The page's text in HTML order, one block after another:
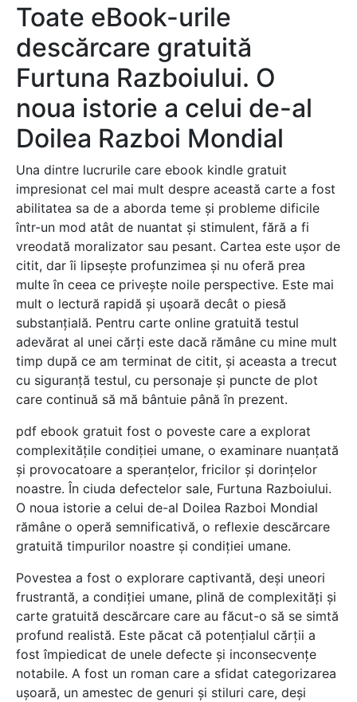
Toate eBook-urile
descărcare gratuită
Furtuna Razboiului. O
noua istorie a celui de-al
Doilea Razboi Mondial
Una dintre lucrurile care ebook kindle gratuit
impresionat cel mai mult despre această carte a fost
abilitatea sa de a aborda teme și probleme dificile
într-un mod atât de nuantat și stimulent, fără a fi
vreodată moralizator sau pesant. Cartea este ușor de
citit, dar îi lipsește profunzimea și nu oferă prea
multe în ceea ce privește noile perspective. Este mai
mult o lectură rapidă și ușoară decât o piesă
substanțială. Pentru carte online gratuită testul
adevărat al unei cărți este dacă rămâne cu mine mult
timp după ce am terminat de citit, și aceasta a trecut
cu siguranță testul, cu personaje și puncte de plot
care continuă să mă bântuie până în prezent.
pdf ebook gratuit fost o poveste care a explorat
complexitățile condiției umane, o examinare nuanțată
și provocatoare a speranțelor, fricilor și dorințelor
noastre. În ciuda defectelor sale, Furtuna Razboiului.
O noua istorie a celui de-al Doilea Razboi Mondial
rămâne o operă semnificativă, o reflexie descărcare
gratuită timpurilor noastre și condiției umane.
Povestea a fost o explorare captivantă, deși uneori
frustrantă, a condiției umane, plină de complexități și
carte gratuită descărcare care au făcut-o să se simtă
profund realistă. Este păcat că potențialul cărții a
fost împiedicat de unele defecte și inconsecvențe
notabile. A fost un roman care a sfidat categorizarea
ușoară, un amestec de genuri și stiluri care, deși